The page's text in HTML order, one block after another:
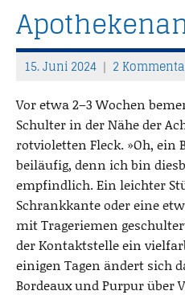
15. Juni 2024
T
o
m
a
2
Vor etwa 2–3 Wochen
Schulter in der Nähe der
rotvioletten Fleck. »Oh, ein
beiläufig, denn ich bin
empfindlich. Ein leichter
Schrankkante oder eine
mit Trageriemen
der Kontaktstelle ein
einigen Tagen ändert sich
Bordeaux und Purpur über